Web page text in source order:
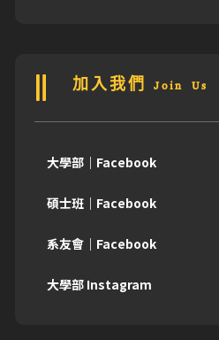
加入我們 Join Us
大學部｜Facebook
碩士班｜Facebook
系友會｜Facebook
大學部 Instagram